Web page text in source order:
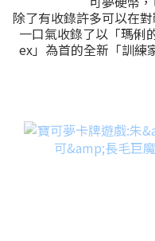
除了有收錄許多可以在
一口氣收錄了以「瑪俐
ex」為首的全新「訓練